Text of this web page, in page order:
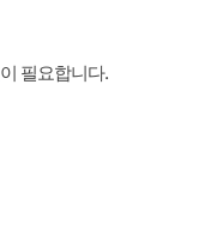
이 필요합니다.